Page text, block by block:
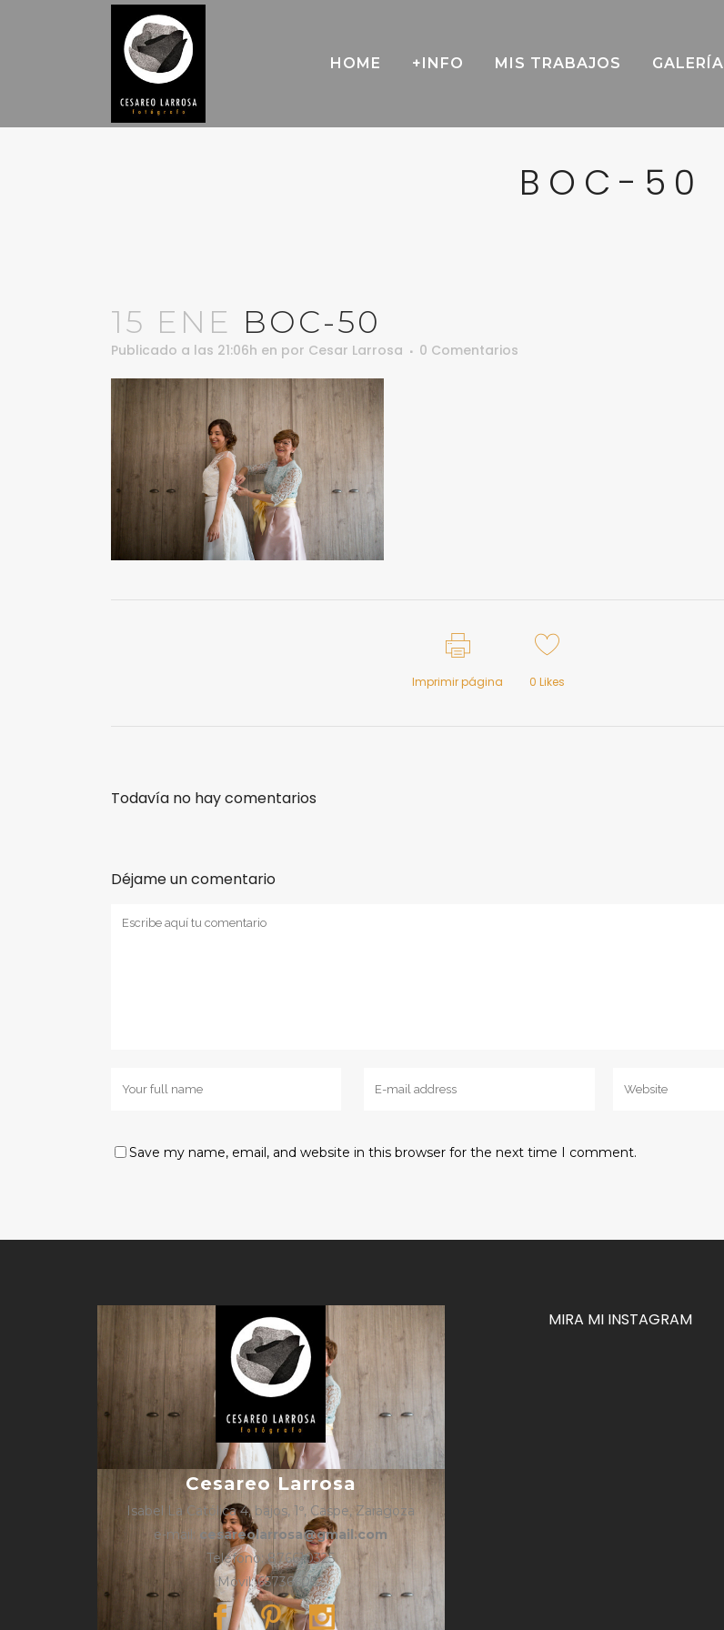
HOME +INFO MIS TRABAJOS GALERÍA
BOC-50
15 ENE BOC-50
Publicado a las 21:06h en por Cesar Larrosa 0 Comentarios
Imprimir página 0 Likes
Todavía no hay comentarios
Déjame un comentario
Save my name, email, and website in this browser for the next time I comment.
Cesareo Larrosa
Isabel La Católica 4, bajos, 1º, Caspe, Zaragoza
e-mail: cesareolarrosa@gmail.com
Teléfono: 876610325
Móvil: 657366052
MIRA MI INSTAGRAM